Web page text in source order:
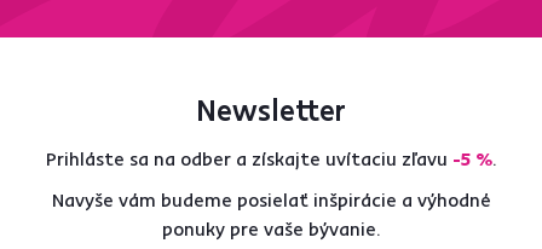
Newsletter
Prihláste sa na odber a získajte uvítaciu zľavu -5 %.
Navyše vám budeme posielať inšpirácie a výhodné
ponuky pre vaše bývanie.